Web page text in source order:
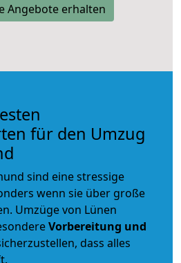
Angebote erhalten
für den Umzug
sind eine stressige
wenn sie über große
Umzüge von Lünen
Vorbereitung und
dass alles